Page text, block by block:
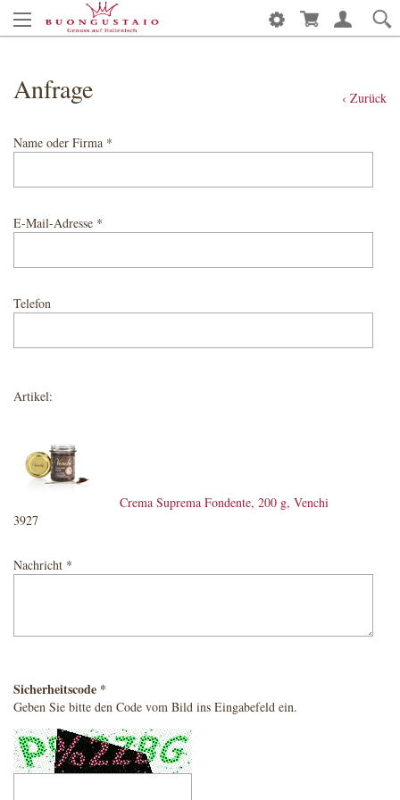
‹ Zurück
Anfrage
Name oder Firma *
E-Mail-Adresse *
Telefon
Artikel:
Crema Suprema Fondente, 200 g, Venchi
3927
Nachricht *
Sicherheitscode *
Geben Sie bitte den Code vom Bild ins Eingabefeld ein.